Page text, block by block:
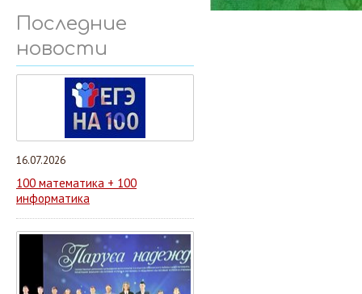
Последние
новости
16.07.2026
100 математика + 100
информатика